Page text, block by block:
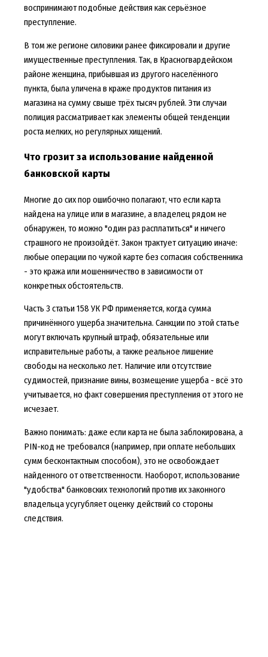
воспринимают подобные действия как серьёзное
преступление.
В том же регионе силовики ранее фиксировали и другие
имущественные преступления. Так, в Красногвардейском
районе женщина, прибывшая из другого населённого
пункта, была уличена в краже продуктов питания из
магазина на сумму свыше трёх тысяч рублей. Эти случаи
полиция рассматривает как элементы общей тенденции
роста мелких, но регулярных хищений.
Что грозит за использование найденной
банковской карты
Многие до сих пор ошибочно полагают, что если карта
найдена на улице или в магазине, а владелец рядом не
обнаружен, то можно "один раз расплатиться" и ничего
страшного не произойдёт. Закон трактует ситуацию иначе:
любые операции по чужой карте без согласия собственника
- это кража или мошенничество в зависимости от
конкретных обстоятельств.
Часть 3 статьи 158 УК РФ применяется, когда сумма
причинённого ущерба значительна. Санкции по этой статье
могут включать крупный штраф, обязательные или
исправительные работы, а также реальное лишение
свободы на несколько лет. Наличие или отсутствие
судимостей, признание вины, возмещение ущерба - всё это
учитывается, но факт совершения преступления от этого не
исчезает.
Важно понимать: даже если карта не была заблокирована, а
PIN-код не требовался (например, при оплате небольших
сумм бесконтактным способом), это не освобождает
найденного от ответственности. Наоборот, использование
"удобства" банковских технологий против их законного
владельца усугубляет оценку действий со стороны
следствия.